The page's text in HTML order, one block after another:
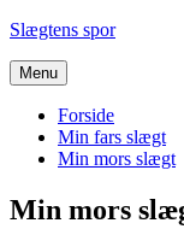
Videre
indhold
Slægtens spor
Menu
Forside
Min fars slægt
Min mors slægt
Min mors